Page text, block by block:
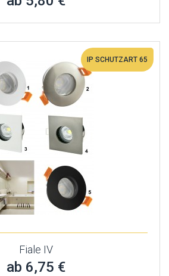
IP SCHUTZART 65
Fiale IV
ab 6,75 €